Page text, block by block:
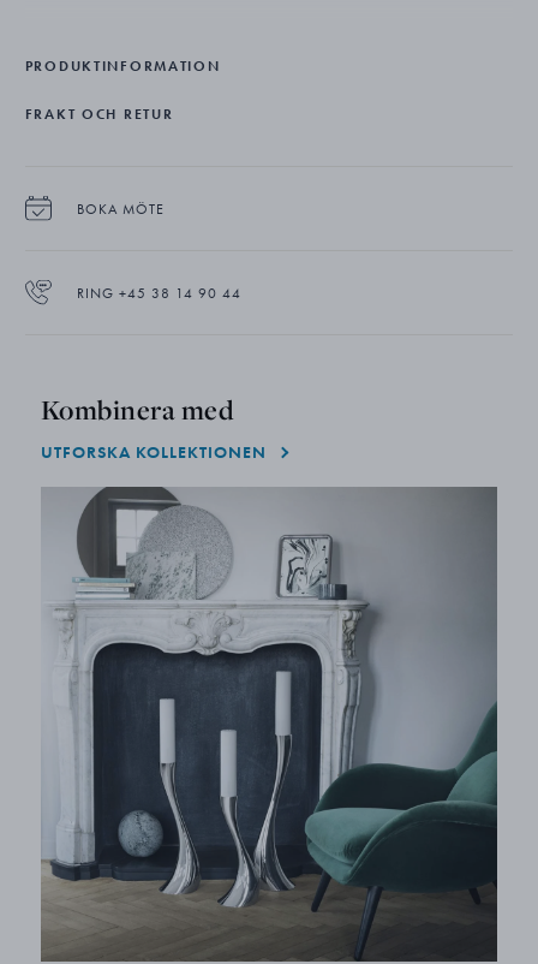
PRODUKTINFORMATION
FRAKT OCH RETUR
BOKA MÖTE
RING +45 38 14 90 44
Kombinera med
UTFORSKA KOLLEKTIONEN